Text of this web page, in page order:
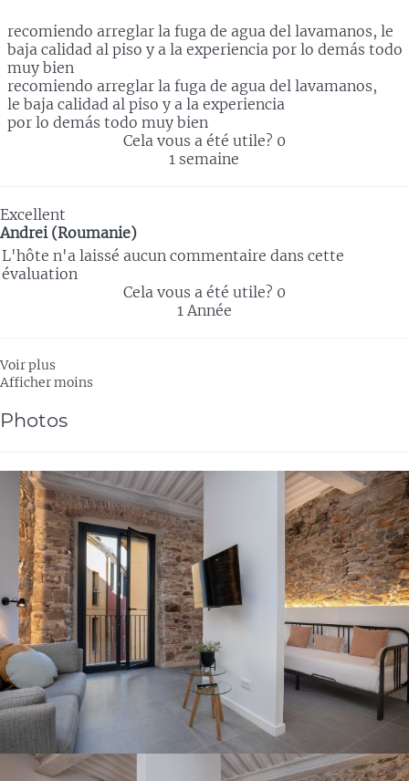
recomiendo arreglar la fuga de agua del lavamanos, le
baja calidad al piso y a la experiencia por lo demás todo
muy bien
recomiendo arreglar la fuga de agua del lavamanos,
le baja calidad al piso y a la experiencia
por lo demás todo muy bien
Cela vous a été utile? 0
1 semaine
Excellent
Andrei (Roumanie)
L'hôte n'a laissé aucun commentaire dans cette
évaluation
Cela vous a été utile? 0
1 Année
Voir plus
Afficher moins
Photos